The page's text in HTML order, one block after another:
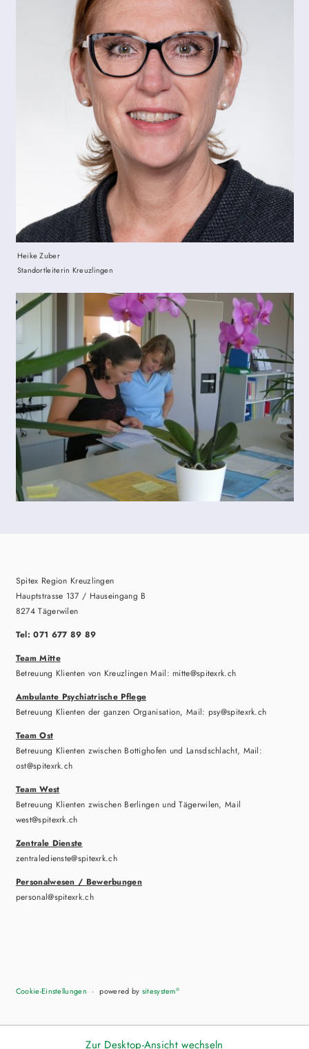
Heike Zuber
Standortleiterin Kreuzlingen
Spitex Region Kreuzlingen
Hauptstrasse 137 / Hauseingang B
8274 Tägerwilen
Tel: 071 677 89 89
Team Mitte
Betreuung Klienten von Kreuzlingen Mail: mitte@spitexrk.ch
Ambulante Psychiatrische Pflege
Betreuung Klienten der ganzen Organisation, Mail: psy@spitexrk.ch
Team Ost
Betreuung Klienten zwischen Bottighofen und Lansdschlacht, Mail:
ost@spitexrk.ch
Team West
Betreuung Klienten zwischen Berlingen und Tägerwilen, Mail
west@spitexrk.ch
Zentrale Dienste
zentraledienste@spitexrk.ch
Personalwesen / Bewerbungen
personal@spitexrk.ch
Cookie-Einstellungen powered by sitesystem®
Zur Desktop-Ansicht wechseln